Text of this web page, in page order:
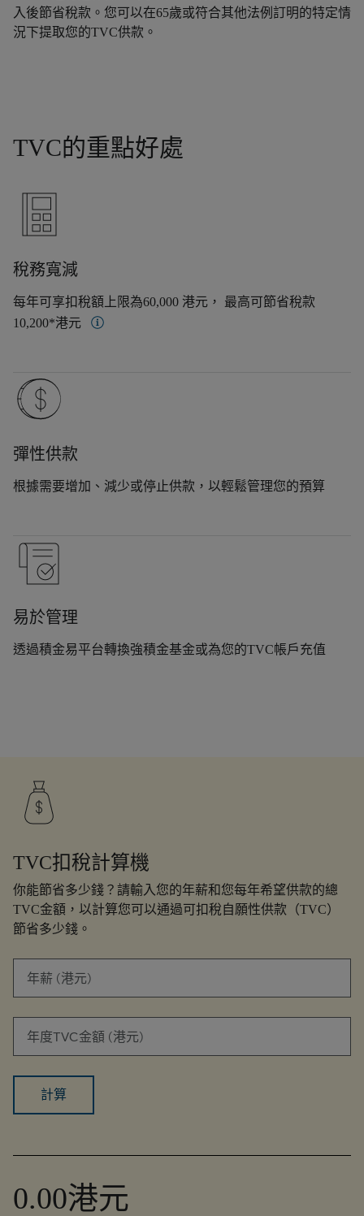
入後節省稅款。您可以在65歲或符合其他法例訂明的特定情
況下提取您的TVC供款。
TVC的重點好處
稅務寬減
每年可享扣稅額上限為60,000 港元， 最高可節省稅款
10,200*港元
More on 稅務寬減
彈性供款
根據需要增加、減少或停止供款，以輕鬆管理您的預算
易於管理
透過積金易平台轉換強積金基金或為您的TVC帳戶充值
TVC扣稅計算機
你能節省多少錢？請輸入您的年薪和您每年希望供款的總
TVC金額，以計算您可以通過可扣稅自願性供款（TVC）
節省多少錢。
年薪 (港元)
年度TVC金額 (港元)
計算
0.00港元